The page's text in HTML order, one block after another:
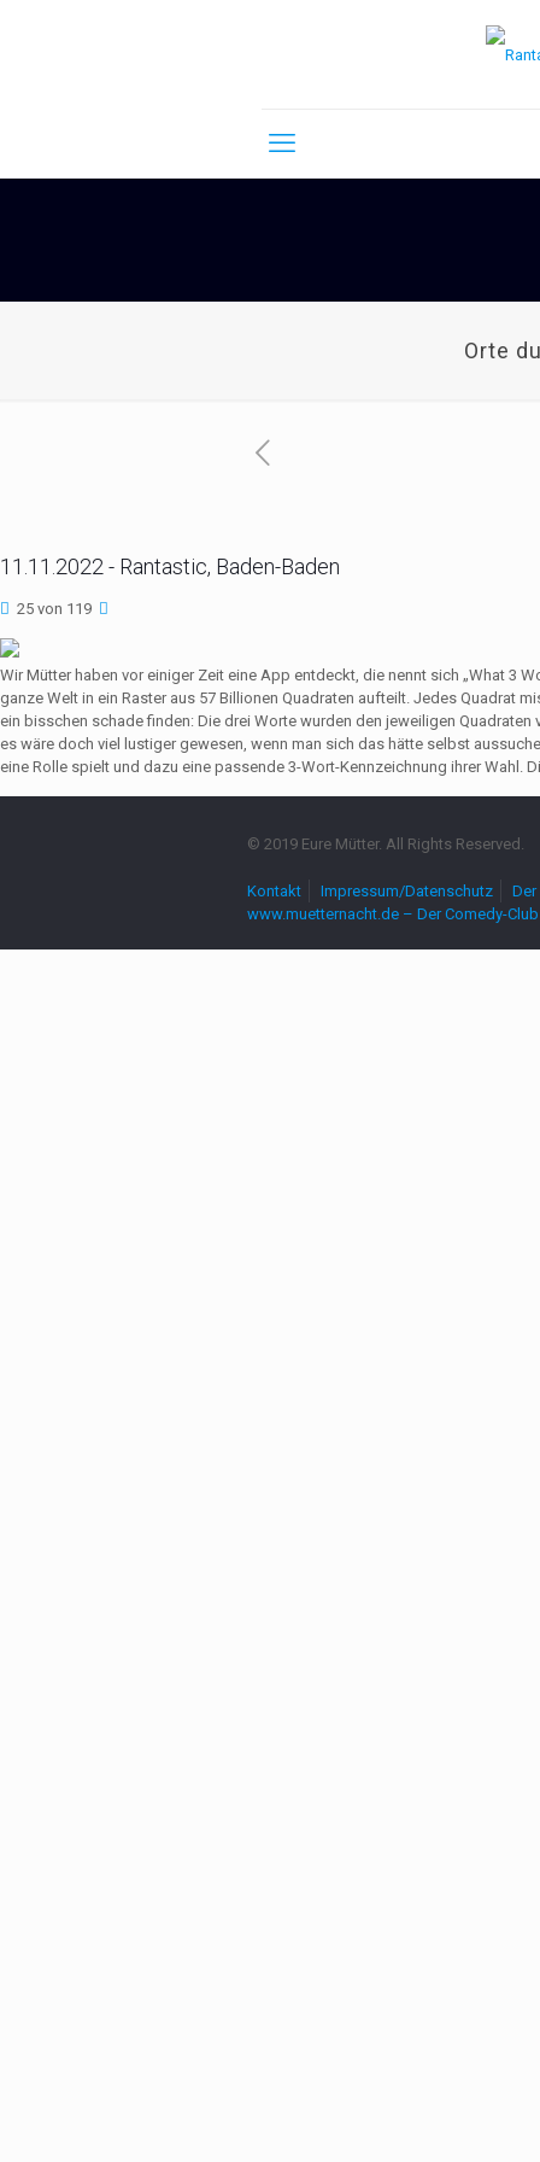
Orte
11.11.2022 - Rantastic, Baden-Baden
25 von 119
Wir Mütter haben vor einiger Zeit eine App entdeckt, die nennt sich „What 3
ganze Welt in ein Raster aus 57 Billionen Quadraten aufteilt. Jedes Quadrat
ein bisschen schade finden: Die drei Worte wurden den jeweiligen
es wäre doch viel lustiger gewesen, wenn man sich das hätte selbst
eine Rolle spielt und dazu eine passende 3-Wort-Kennzeichnung ihrer Wahl.
© 2019 Eure Mütter. All Rights Reserved.
Kontakt Impressum/Datenschutz
www.muetternacht.de – Der Comedy-Club